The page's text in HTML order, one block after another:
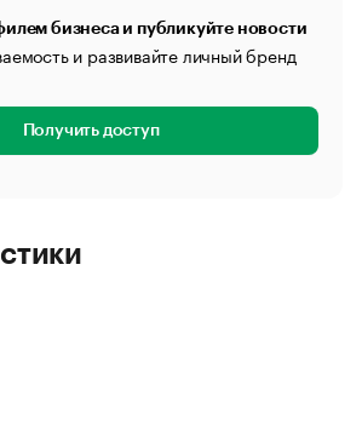
бизнеса и публикуйте новости
и развивайте личный бренд
Получить доступ